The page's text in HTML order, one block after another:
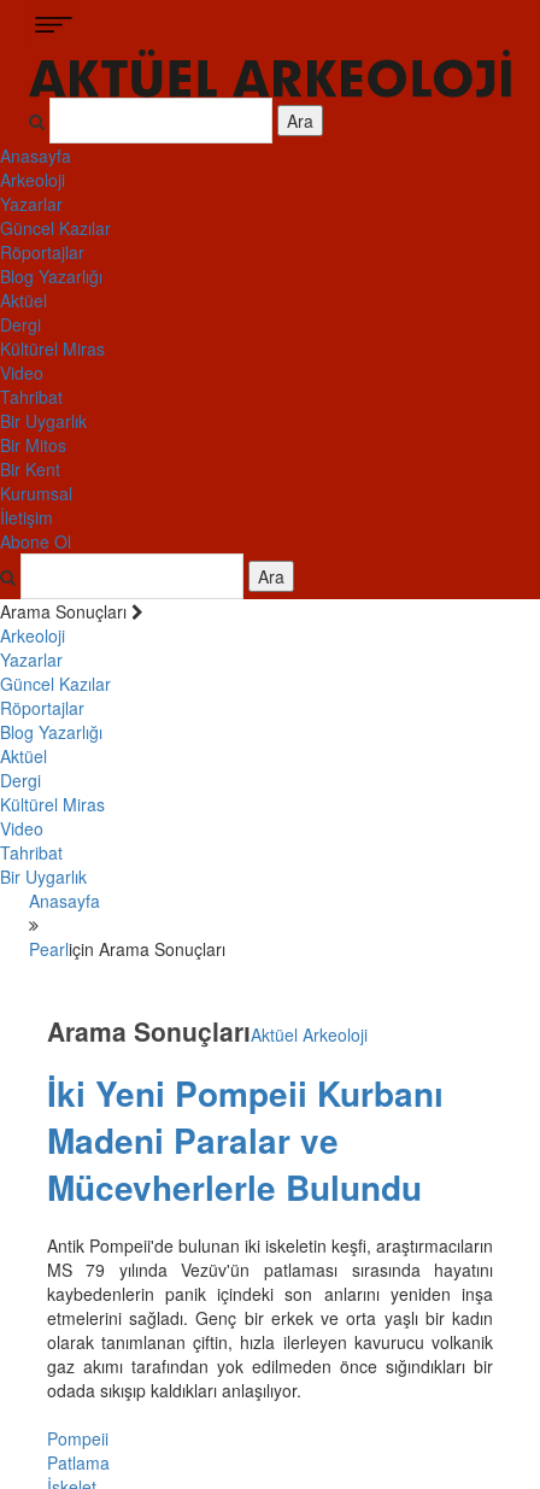
Ara
Anasayfa
Arkeoloji
Yazarlar
Güncel Kazılar
Röportajlar
Blog Yazarlığı
Aktüel
Dergi
Kültürel Miras
Video
Tahribat
Bir Uygarlık
Bir Mitos
Bir Kent
Kurumsal
İletişim
Abone Ol
Ara
Arama Sonuçları
Arkeoloji
Yazarlar
Güncel Kazılar
Röportajlar
Blog Yazarlığı
Aktüel
Dergi
Kültürel Miras
Video
Tahribat
Bir Uygarlık
Anasayfa
Pearliçin Arama Sonuçları
Arama SonuçlarıAktüel Arkeoloji
İki Yeni Pompeii Kurbanı
Madeni Paralar ve
Mücevherlerle Bulundu
Antik Pompeii'de bulunan iki iskeletin keşfi, araştırmacıların
MS 79 yılında Vezüv'ün patlaması sırasında hayatını
kaybedenlerin panik içindeki son anlarını yeniden inşa
etmelerini sağladı. Genç bir erkek ve orta yaşlı bir kadın
olarak tanımlanan çiftin, hızla ilerleyen kavurucu volkanik
gaz akımı tarafından yok edilmeden önce sığındıkları bir
odada sıkışıp kaldıkları anlaşılıyor.
Pompeii
Patlama